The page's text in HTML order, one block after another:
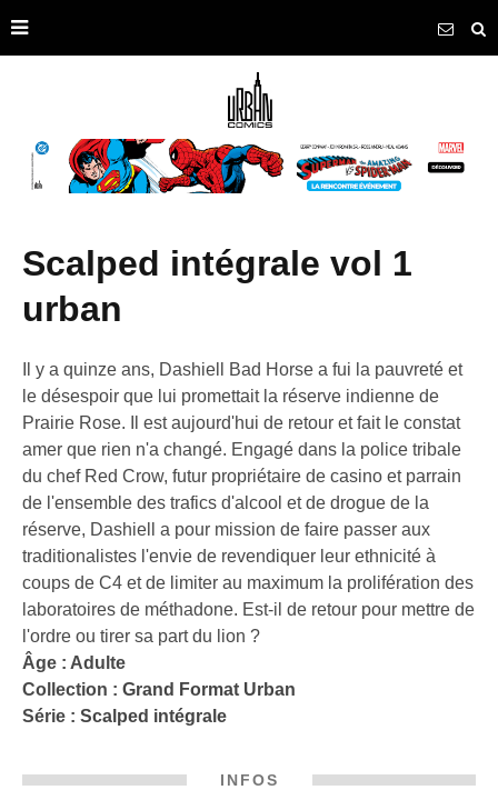
scalped intégrale vol 1
urban
Il y a quinze ans, Dashiell Bad Horse a fui la pauvreté et
le désespoir que lui promettait la réserve indienne de
Prairie Rose. Il est aujourd'hui de retour et fait le constat
amer que rien n'a changé. Engagé dans la police tribale
du chef Red Crow, futur propriétaire de casino et parrain
de l'ensemble des trafics d'alcool et de drogue de la
réserve, Dashiell a pour mission de faire passer aux
traditionalistes l'envie de revendiquer leur ethnicité à
coups de C4 et de limiter au maximum la prolifération des
laboratoires de méthadone. Est-il de retour pour mettre de
l'ordre ou tirer sa part du lion ?
Âge : Adulte
Collection : Grand Format Urban
Série : Scalped intégrale
INFOS